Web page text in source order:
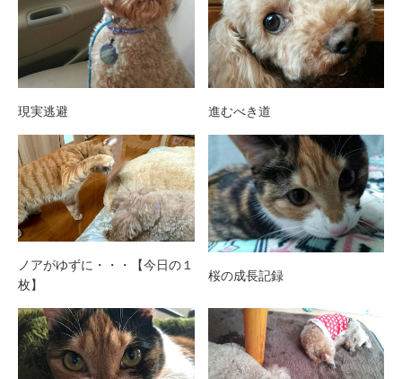
現実逃避 進むべき道
ノアがゆずに・・・【今日の１
枚】
桜の成長記録